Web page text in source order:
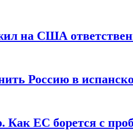
на США
Россию в
ЕС борется с